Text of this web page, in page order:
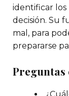
identificar los
decisión. Su
mal, para
prepararse
Preguntas